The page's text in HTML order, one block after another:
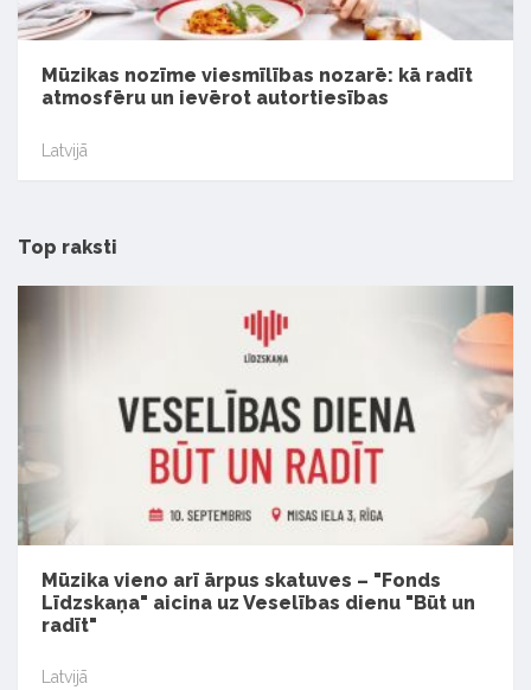
Mūzikas nozīme viesmīlības nozarē: kā radīt
atmosfēru un ievērot autortiesības
Latvijā
Top raksti
Mūzika vieno arī ārpus skatuves – "Fonds
Līdzskaņa" aicina uz Veselības dienu "Būt un
radīt"
Latvijā